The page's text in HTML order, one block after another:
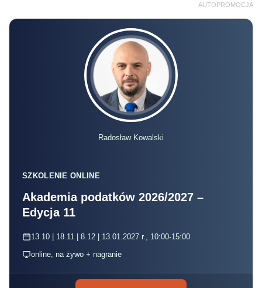
AUTOPROMOCJA
Radosław Kowalski
SZKOLENIE ONLINE
Akademia podatków 2026/2027 –
Edycja 11
13.10 | 18.11 | 8.12 | 13.01.2027 r., 10:00-15:00
online, na żywo + nagranie